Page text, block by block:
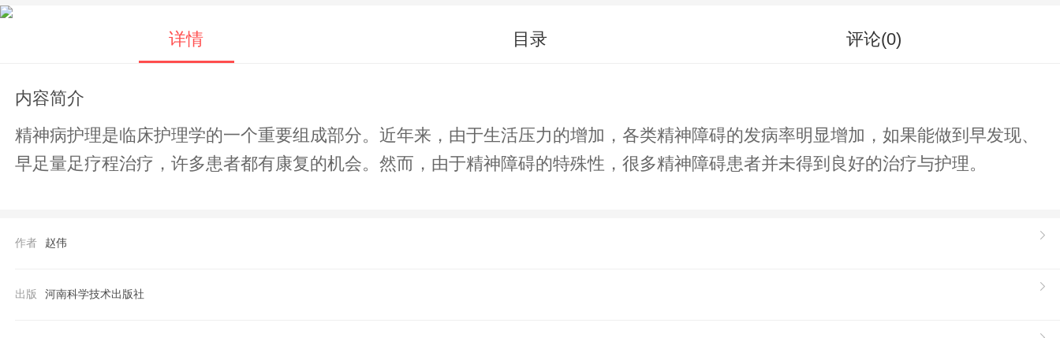
详情 目录 评论(0)
内容简介
精神病护理是临床护理学的一个重要组成部分。近年来，由于生活压力的增加，各类精神障碍的发病率明显增加，如果能做到早发现、
早足量足疗程治疗，许多患者都有康复的机会。然而，由于精神障碍的特殊性，很多精神障碍患者并未得到良好的治疗与护理。
作者 赵伟
出版 河南科学技术出版社